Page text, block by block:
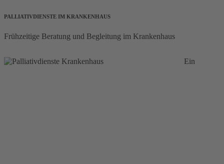
PALLIATIVDIENSTE IM KRANKENHAUS
Frühzeitige Beratung und Begleitung im Krankenhaus
Ein